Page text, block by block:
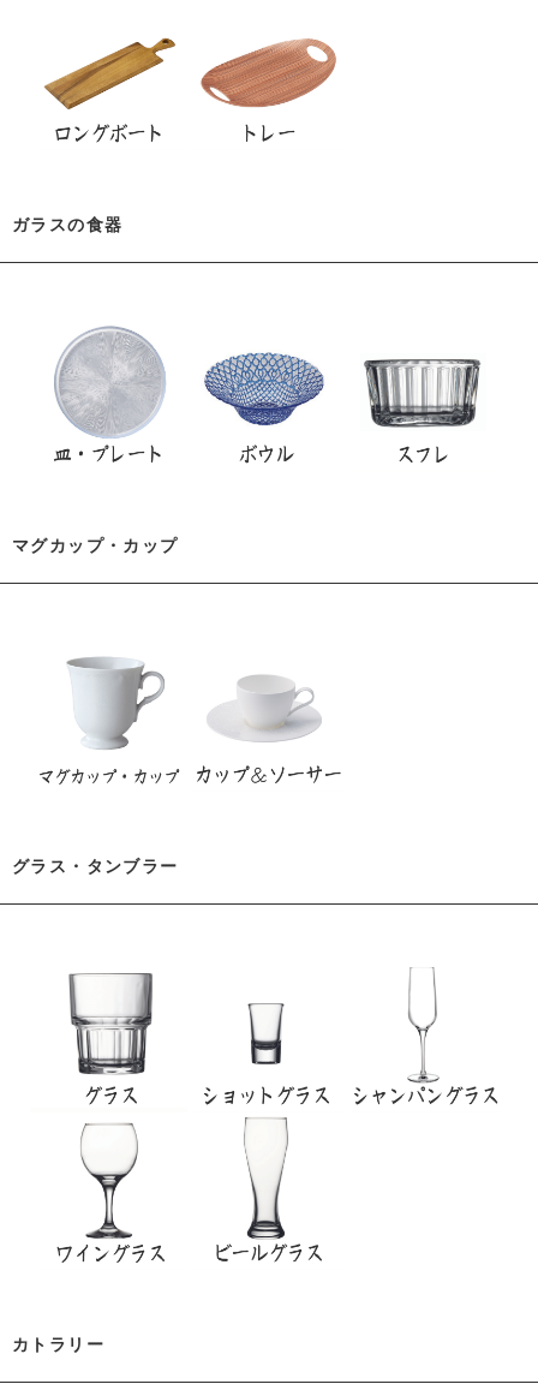
ガラスの食器
マグカップ・カップ
グラス・タンブラー
カトラリー